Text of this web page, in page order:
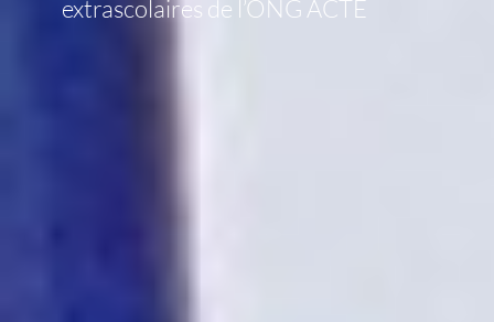
extrascolaires de l’ONG ACTE